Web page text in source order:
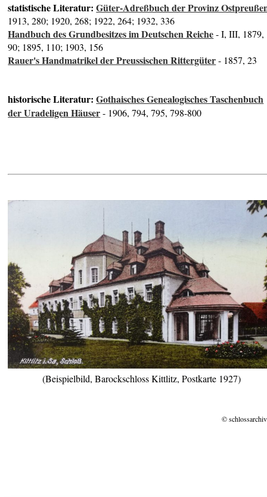
statistische Literatur:Güter-Adreßbuch der Provinz
1913, 280; 1920, 268; 1922, 264; 1932, 336
Handbuch des Grundbesitzes im Deutschen Reiche- I, III, 1879,
90; 1895, 110; 1903, 156
Rauer's Handmatrikel der Preussischen Rittergüter- 1857, 23
historische Literatur:Gothaisches Genealogisches Taschenbuch
der Uradeligen Häuser- 1906, 794, 795, 798-800
(Beispielbild, Barockschloss Kittlitz, Postkarte 1927)
©